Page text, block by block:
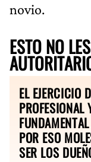
novio.
ESTO NO
EL EJERCICIO
POR ESO
SER LOS